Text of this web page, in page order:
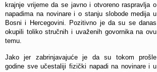
krajnje vrijeme da se javno i otvoreno raspravlja o
napadima na novinare i o stanju slobode medija u
Bosni i Hercegovini. Pozitivno je da su se danas
okupili toliko stručnih i uvaženih govornika na ovu
temu.
Jako jer zabrinjavajuće je da su tokom prošle
godine sve učestaliji fizički napadi na novinare i u